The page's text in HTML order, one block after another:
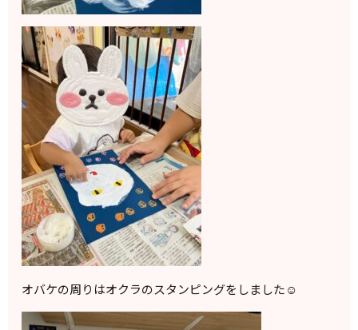
オバケの周りはオクラのスタンピングをしました☺️